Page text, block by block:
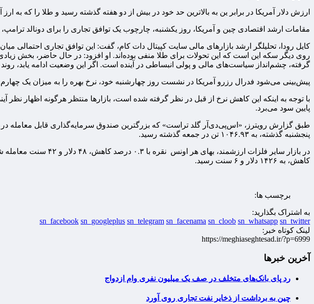
ارزش دلار آمریکا در برابر ین به بالاترین حد خود در بیش از دو هفته گذشته رسید و طلا را که به
مقامات ارشد اقتصادی چین و آمریکا، روز یکشنبه، چارچوب یک توافق تجاری را برای دونالد
کایل رودا، تحلیلگر ارشد بازارهای مالی سایت کپیتال دات کام، گفت: این توافق تجاری احتمالی
روی دیگر سکه این است که این تحولات برای طلا منفی بوده‌اند. او افزود: در حال حاضر، بخش
گرفته، چشم‌انداز سیاست‌های مالی و پولی انبساطی در آینده است. اگر این وضعیت ادامه یابد، روند
پیش‌بینی می‌شود فدرال رزرو آمریکا در نشست روز چهارشنبه خود، نرخ بهره را به میزان یک
با توجه به اینکه این کاهش نرخ از قبل در نظر گرفته شده است، بازارها منتظر هرگونه اظهار نظر
پایین سود می‌برد.
پنجشنبه گذشته، به ۱۰۴۶.۹۳ تن در جمعه گذشته رسید.
کاهش، به ۱۴۲۶ دلار و ۶ سنت رسید.
برچسب ها:
به اشتراک بگذارید:
sn_facebook sn_googleplus sn_telegram sn_facenama sn_cloob sn_whatsapp sn_twitter
لینک کوتاه خبر:
https://meghiaseghtesad.ir/?p=6999
آخرین خبرها
رد پای بانک‌های متخلف در صف یک میلیون نفری وام ازدواج
چین به برداشت از ذخایر نفت تجاری روی آورد